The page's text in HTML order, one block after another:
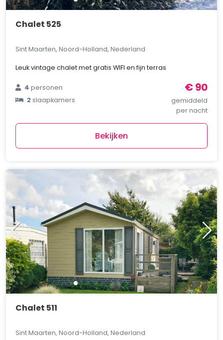
Chalet 525
Sint Maarten, Noord-Holland, Nederland
Leuk vintage chalet met gratis WIFI en fijn terras
4personen
2slaapkamers
€ 90
gemiddeld
per nacht
Bekijken
Chalet 511
Sint Maarten, Noord-Holland, Nederland